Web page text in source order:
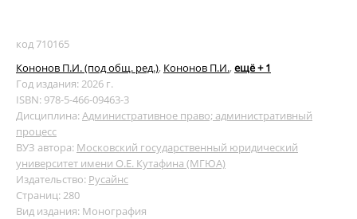
код 710165
Кононов П.И. (под общ. ред.), Кононов П.И., ещё + 1
Год издания: 2026 г.
ISBN: 978-5-466-09463-3
Дисциплина:Административное право; административный
процесс
ВУЗ автора: Московский государственный юридический
университет имени О.Е. Кутафина (МГЮА)
Издательство: Русайнс
Страниц: 280
Вид издания: Монография